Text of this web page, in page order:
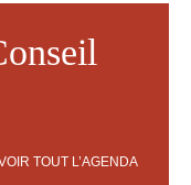
TOUT L’AGENDA